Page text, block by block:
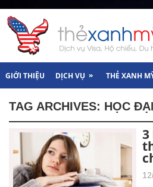
GIỚI THIỆU DỊCH VỤ » THẺ XANH
TAG ARCHIVES: HỌC
3